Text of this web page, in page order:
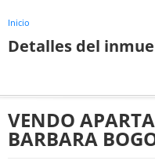
Inicio
Detalles del
VENDO
BARBARA